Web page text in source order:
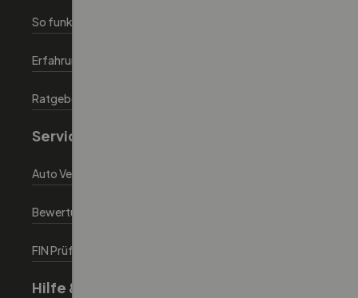
So funktionierts
Erfahrungen
Ratgeber
Service
Auto Verkaufen
Bewertungstool
FIN Prüfen tool
Hilfe & Information